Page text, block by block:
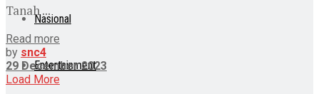
Nasional
Entertainment
Tanah ...
Read more
by snc4
29 December 2023
Load More